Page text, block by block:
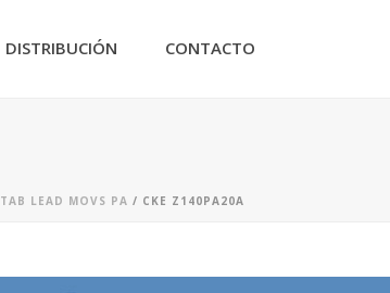
DISTRIBUCIÓN CONTACTO
TAB LEAD MOVS PA / CKE Z140PA20A